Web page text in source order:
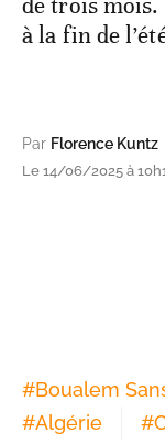
de trois mois.
à la fin de
Par Florence Kuntz
Le 14/06/2025 à
#Boualem
#Algérie #